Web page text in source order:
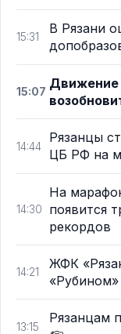
15:31
В Рязани
15:07
Движение
14:44
Рязанцы
ЦБ РФ на
14:30
На
появится
рекордов
14:21
ЖФК
«Рубином»
13:15
Рязанцам